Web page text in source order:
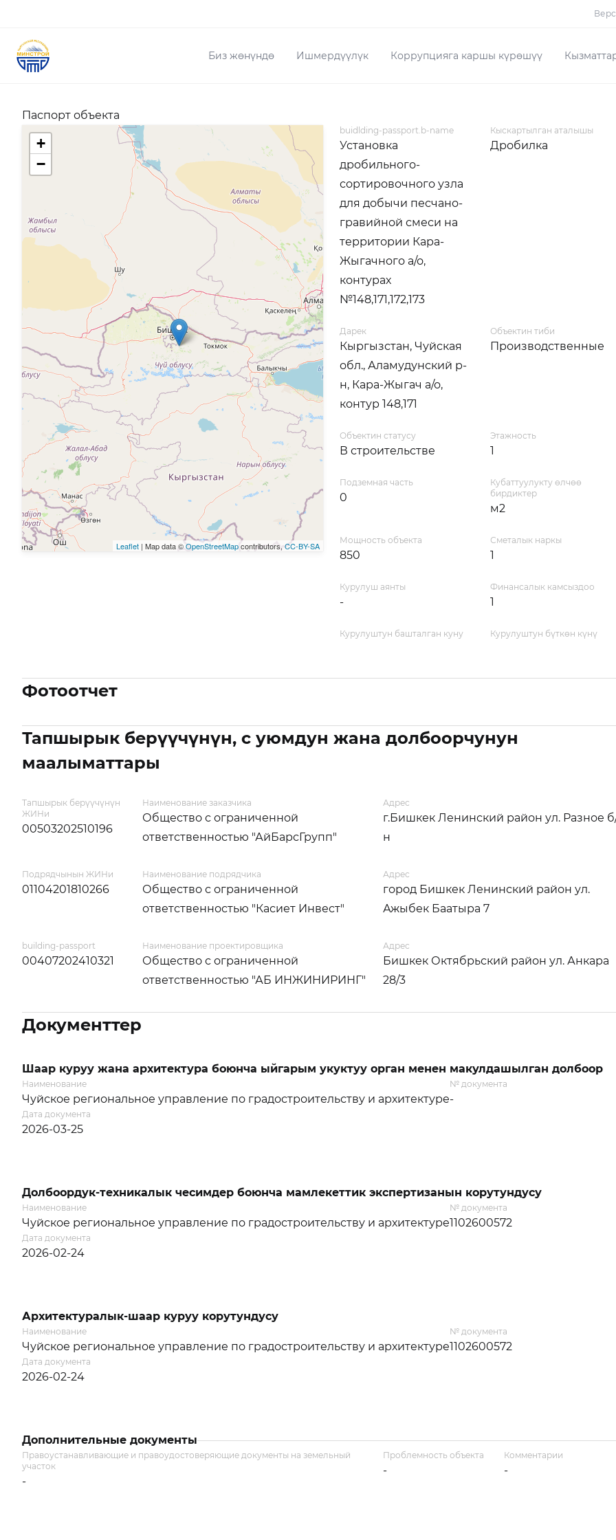
Биз жөнүндө Ишмердүүлүк Коррупцияга каршы күрөшүү
Паспорт объекта
+
−
Leaflet| Map data ©OpenStreetMapcontributors, CC-BY-SA
buidlding-passport.b-name
Установка
дробильного-
сортировочного узла
для добычи песчано-
гравийной смеси на
территории Кара-
Жыгачного а/о,
контурах
№148,171,172,173
Кыскартылган аталышы
Дробилка
Дарек
Кыргызстан, Чуйская
обл., Аламудунский р-
н, Кара-Жыгач а/о,
контур 148,171
Объектин тиби
Производственные
Объектин статусу
В строительстве
Этажность
1
Подземная часть
0
Кубаттуулукту өлчөө
бирдиктер
м2
Мощность объекта
850
Сметалык наркы
1
Курулуш аянты
-
Финансалык камсыздоо
1
Курулуштун башталган куну Курулуштун бүткөн күнү
Фотоотчет
Тапшырык берүүчүнүн, с уюмдун жана долбоорчунун
маалыматтары
Тапшырык берүүчүнүн
ЖИНи
00503202510196
Наименование заказчика
Общество с ограниченной
ответственностью "АйБарсГрупп"
Адрес
г.Бишкек Ленинский район ул. Разное
н
Подрядчынын ЖИНи
01104201810266
Наименование подрядчика
Общество с ограниченной
ответственностью "Касиет Инвест"
Адрес
город Бишкек Ленинский район ул.
Ажыбек Баатыра 7
building-passport
00407202410321
Наименование проектировщика
Общество с ограниченной
ответственностью "АБ ИНЖИНИРИНГ"
Адрес
Бишкек Октябрьский район ул. Анкара
28/3
Документтер
Шаар куруу жана архитектура боюнча ыйгарым укуктуу орган менен макулдашылган долбоор
Наименование
Чуйское региональное управление по градостроительству и архитектуре
№ документа
-
Дата документа
2026-03-25
Долбоордук-техникалык чесимдер боюнча мамлекеттик экспертизанын корутундусу
Наименование
Чуйское региональное управление по градостроительству и архитектуре
№ документа
1102600572
Дата документа
2026-02-24
Архитектуралык-шаар куруу корутундусу
Наименование
Чуйское региональное управление по градостроительству и архитектуре
№ документа
1102600572
Дата документа
2026-02-24
Дополнительные документы
Правоустанавливающие и правоудостоверяющие документы на земельный
участок
-
Проблемность объекта
-
Комментарии
-